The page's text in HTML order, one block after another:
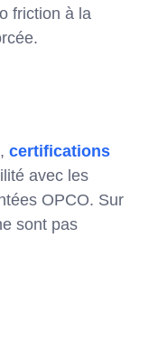
friction à la
certifications
avec les
OPCO. Sur
sont pas